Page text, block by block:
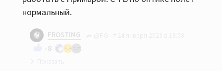
нормальный.
FROSTING
-8